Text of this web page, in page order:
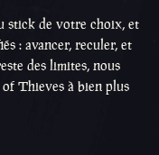
stick de votre choix, et
: avancer, reculer, et
des limites, nous
of Thieves à bien plus